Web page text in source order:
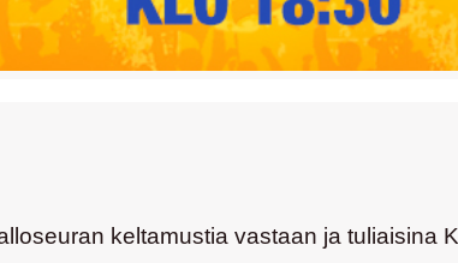
keltamustia vastaan ja tuliaisina